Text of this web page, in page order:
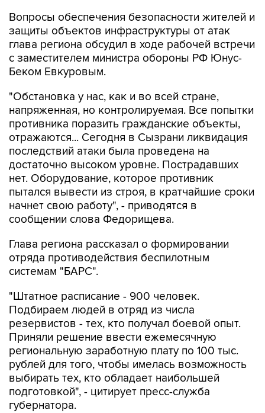
Вопросы обеспечения безопасности жителей и
защиты объектов инфраструктуры от атак
глава региона обсудил в ходе рабочей встречи
с заместителем министра обороны РФ Юнус-
Беком Евкуровым.
"Обстановка у нас, как и во всей стране,
напряженная, но контролируемая. Все попытки
противника поразить гражданские объекты,
отражаются... Сегодня в Сызрани ликвидация
последствий атаки была проведена на
достаточно высоком уровне. Пострадавших
нет. Оборудование, которое противник
пытался вывести из строя, в кратчайшие сроки
начнет свою работу", - приводятся в
сообщении слова Федорищева.
Глава региона рассказал о формировании
отряда противодействия беспилотным
системам "БАРС".
"Штатное расписание - 900 человек.
Подбираем людей в отряд из числа
резервистов - тех, кто получал боевой опыт.
Приняли решение ввести ежемесячную
региональную заработную плату по 100 тыс.
рублей для того, чтобы имелась возможность
выбирать тех, кто обладает наибольшей
подготовкой", - цитирует пресс-служба
губернатора.